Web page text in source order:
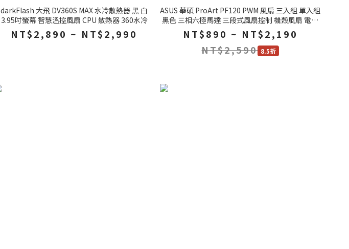
darkFlash 大飛 DV360S MAX 水冷散熱器 黑 白
3.95吋螢幕 智慧溫控風扇 CPU 散熱器 360水冷
NT$2,890 ~ NT$2,990
ASUS 華碩 ProArt PF120 PWM 風扇 三入組 單入組
黑色 三相六極馬達 三段式風扇控制 機殼風扇 電腦
風扇
NT$890 ~ NT$2,190
NT$2,590 8.5折